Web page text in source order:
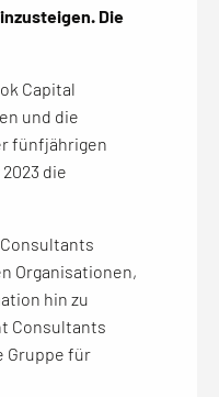
Die
Capital
und die
fünfjährigen
die
Organisationen,
hin zu
Consultants
Gruppe für